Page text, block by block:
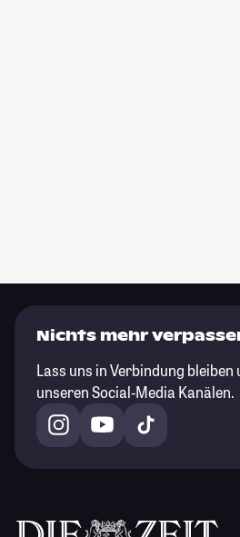
Nichts mehr
Lass uns in Verbindung bleiben
unseren Social-Media Kanälen.